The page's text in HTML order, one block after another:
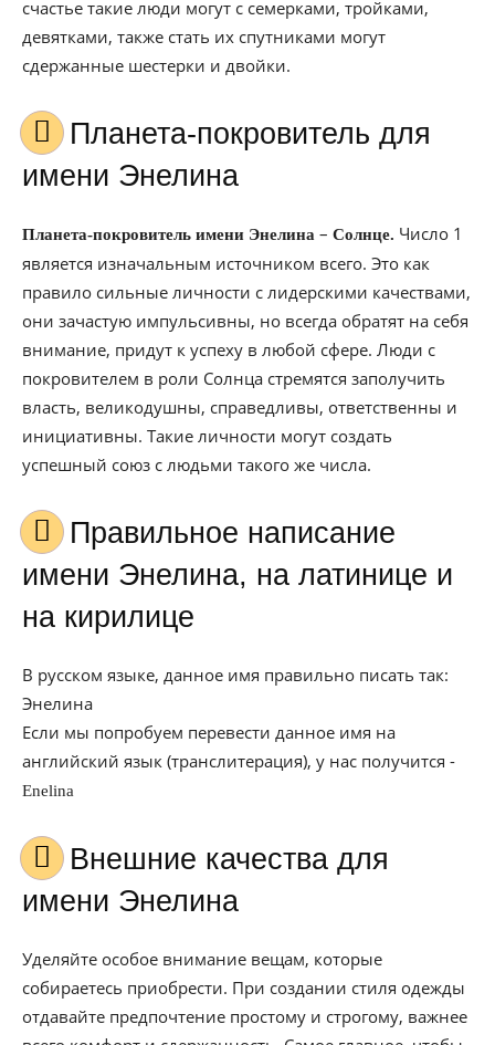
счастье такие люди могут с семерками, тройками,
девятками, также стать их спутниками могут
сдержанные шестерки и двойки.
Планета-покровитель для
имени Энелина
Планета-покровитель имени Энелина – Солнце. Число 1
является изначальным источником всего. Это как
правило сильные личности с лидерскими качествами,
они зачастую импульсивны, но всегда обратят на себя
внимание, придут к успеху в любой сфере. Люди с
покровителем в роли Солнца стремятся заполучить
власть, великодушны, справедливы, ответственны и
инициативны. Такие личности могут создать
успешный союз с людьми такого же числа.
Правильное написание
имени Энелина, на латинице и
на кирилице
В русском языке, данное имя правильно писать так:
Энелина
Если мы попробуем перевести данное имя на
английский язык (транслитерация), у нас получится -
Enelina
Внешние качества для
имени Энелина
Уделяйте особое внимание вещам, которые
собираетесь приобрести. При создании стиля одежды
отдавайте предпочтение простому и строгому, важнее